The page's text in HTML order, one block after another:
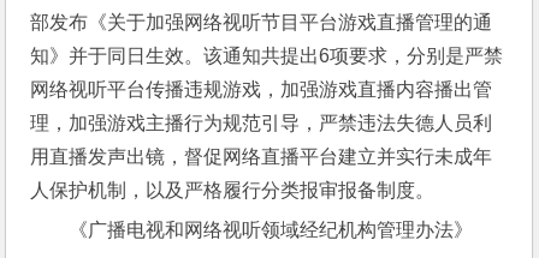
部发布《关于加强网络视听节目平台游戏直播管理的通
知》并于同日生效。该通知共提出6项要求，分别是严禁
网络视听平台传播违规游戏，加强游戏直播内容播出管
理，加强游戏主播行为规范引导，严禁违法失德人员利
用直播发声出镜，督促网络直播平台建立并实行未成年
人保护机制，以及严格履行分类报审报备制度。
《广播电视和网络视听领域经纪机构管理办法》